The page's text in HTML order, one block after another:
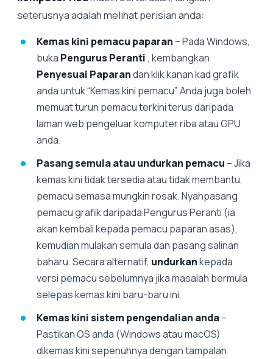
seterusnya adalah melihat perisian anda:
Kemas kini pemacu paparan – Pada Windows,
buka Pengurus Peranti, kembangkan
Penyesuai Paparandan klik kanan kad grafik
anda untuk “Kemas kini pemacu”. Anda juga boleh
memuat turun pemacu terkini terus daripada
laman web pengeluar komputer riba atau GPU
anda.
Pasang semula atau undurkan pemacu – Jika
kemas kini tidak tersedia atau tidak membantu,
pemacu semasa mungkin rosak. Nyahpasang
pemacu grafik daripada Pengurus Peranti (ia
akan kembali kepada pemacu paparan asas),
kemudian mulakan semula dan pasang salinan
baharu. Secara alternatif, undurkankepada
versi pemacu sebelumnya jika masalah bermula
selepas kemas kini baru-baru ini.
Kemas kini sistem pengendalian anda–
Pastikan OS anda (Windows atau macOS)
dikemas kini sepenuhnya dengan tampalan